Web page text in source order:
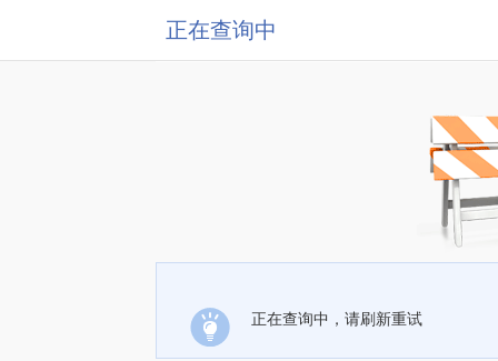
正在查询中
正在查询中，请刷新重试